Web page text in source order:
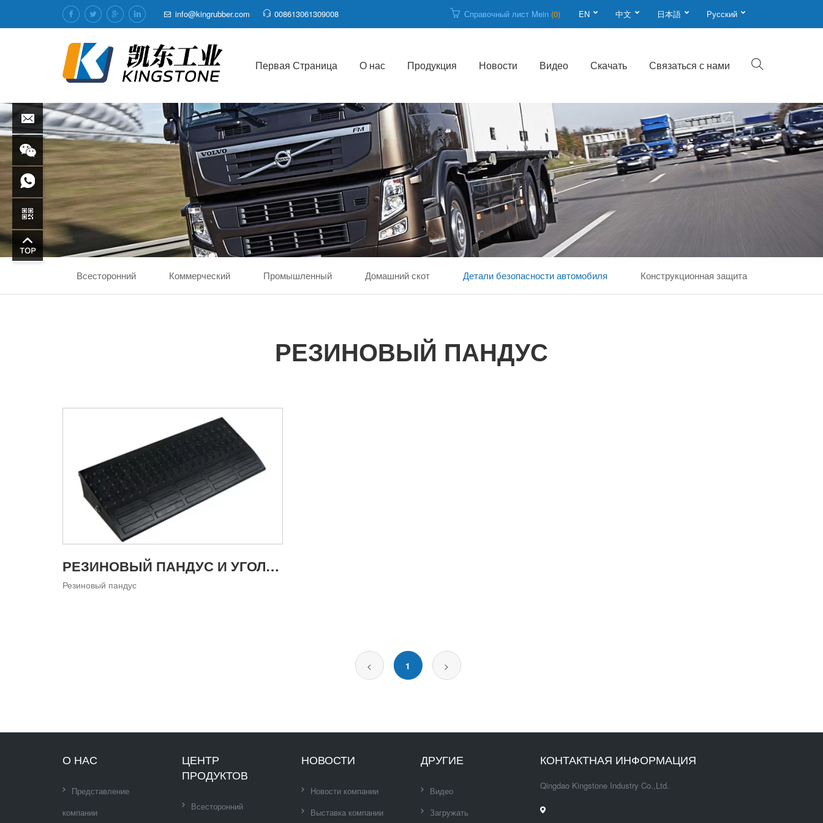
info@kingrubber.com 008613061309008 Справочный лист Mein (0) EN 中文 日本語 Русский
Первая Страница О нас Продукция Новости Видео Скачать Связаться с нами
Всесторонний Коммерческий Промышленный Домашний скот Детали безопасности автомобиля Конструкционная защита
РЕЗИНОВЫЙ ПАНДУС
РЕЗИНОВЫЙ ПАНДУС И УГОЛОК KP
Резиновый пандус
< 1 >
О НАС
Представление
компании
ЦЕНТР
ПРОДУКТОВ
Всесторонний
НОВОСТИ
Новости компании
Выставка компании
ДРУГИЕ
Видео
Загружать
КОНТАКТНАЯ ИНФОРМАЦИЯ
Qingdao Kingstone Industry Co.,Ltd.